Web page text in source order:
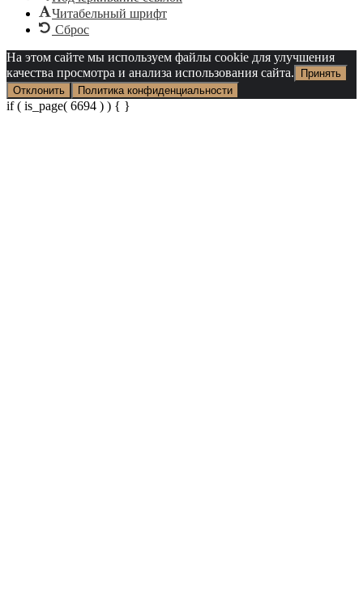
Читабельный шрифт
Сброс
На этом сайте мы используем файлы cookie для улучшения
качества просмотра и анализа использования сайта.
Принять
Отклонить
Политика конфиденциальности
if ( is_page( 6694 ) ) { }